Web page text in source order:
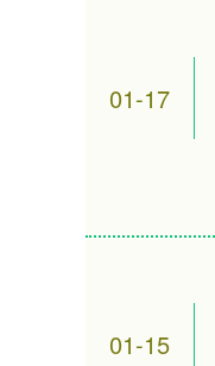
01-17
01-15